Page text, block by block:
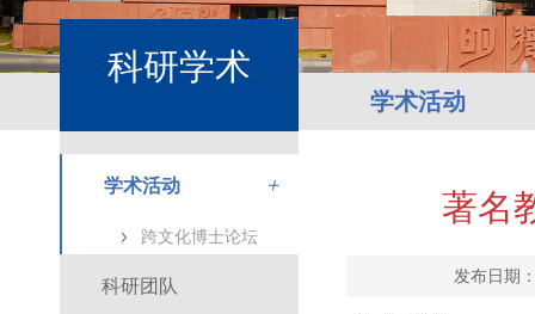
科研学术
学术活动
学术活动 ＋
跨文化博士论坛
科研团队
著名
发布日期